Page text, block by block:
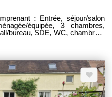
: Entrée, séjour/salon
équipée, 3 chambres,
bureau, SDE, WC, chambre à